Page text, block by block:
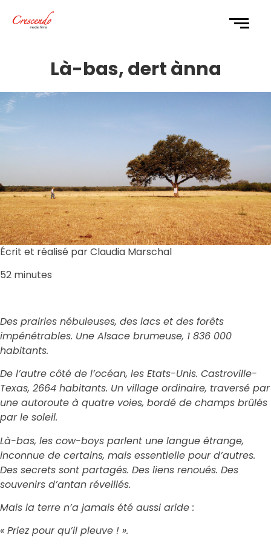
Là-bas, dert ànna
Écrit et réalisé par Claudia Marschal
52 minutes
Des prairies nébuleuses, des lacs et des forêts
impénétrables. Une Alsace brumeuse, 1 836 000
habitants.
De l’autre côté de l’océan, les Etats-Unis. Castroville-
Texas, 2664 habitants. Un village ordinaire, traversé par
une autoroute à quatre voies, bordé de champs brûlés
par le soleil.
Là-bas, les cow-boys parlent une langue étrange,
inconnue de certains, mais essentielle pour d’autres.
Des secrets sont partagés. Des liens renoués. Des
souvenirs d’antan réveillés.
Mais la terre n’a jamais été aussi aride :
« Priez pour qu’il pleuve ! ».